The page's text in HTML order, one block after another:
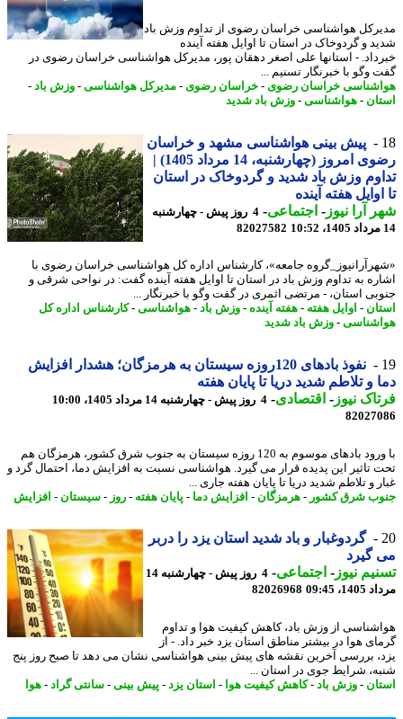
هواشناسی خراسان رضوی از تداوم وزش باد
و گردوخاک در استان تا اوایل هفته آینده
- استانها علی اصغر دهقان پور، مدیرکل هواشناسی خراسان رضوی در
وگو با خبرنگار تسنیم ...
خراسان رضوی-خراسان رضوی-مدیرکل هواشناسی-وزش باد-
-هواشناسی-وزش باد شدید
پیش بینی هواشناسی مشهد و خراسان
رضوی امروز (چهارشنبه، 14 مرداد 1405) |
وزش باد شدید و گردوخاک در استان
هفته آینده
آرا نیوز-اجتماعی-
4 روز پیش - چهارشنبه
82027582
جامعه»، کارشناس اداره کل هواشناسی خراسان رضوی با
به تداوم وزش باد در استان تا اوایل هفته آینده گفت: در نواحی شرقی و
استان، - مرتضی اثمری در گفت وگو با خبرنگار ...
-اوایل هفته-هفته آینده -وزش باد- هواشناسی-کارشناس اداره کل
-وزش باد شدید
نفوذ بادهای 120روزه سیستان به هرمزگان؛ هشدار افزایش
و تلاطم شدید دریا تا پایان هفته
نیوز-اقتصادی-4 روز پیش - چهارشنبه 14 مرداد 1405، 10:00
با ورود بادهای موسوم به 120 روزه سیستان به جنوب شرق کشور، هرمزگان هم
تاثیر این پدیده قرار می گیرد. هواشناسی نسبت به افزایش دما، احتمال گرد و
و تلاطم شدید دریا تا پایان هفته جاری ...
شرق کشور-هرمزگان -افزایش دما-پایان هفته-روز- سیستان-افزایش
گردوغبار و باد شدید استان یزد را دربر
گیرد
نیوز-اجتماعی-
4 روز پیش - چهارشنبه 14
09:45
82026968
از وزش باد، کاهش کیفیت هوا و تداوم
هوا در بیشتر مناطق استان یزد خبر داد. - از
بررسی آخرین نقشه های پیش بینی هواشناسی نشان می دهد تا صبح روز پنج
شرایط جوی در استان ...
-وزش باد- کاهش کیفیت هوا-استان یزد-پیش بینی -سانتی گراد- هوا